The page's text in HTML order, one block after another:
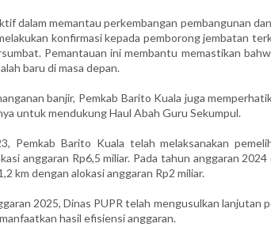
dalam memantau perkembangan pembangunan
konfirmasi kepada pemborong jembatan
Pemantauan ini membantu memastikan
baru di masa depan.
banjir, Pemkab Barito Kuala juga
untuk mendukung Haul Abah Guru Sekumpul.
Pemkab Barito Kuala telah melaksanakan
anggaran Rp6,5 miliar. Pada tahun anggaran
km dengan alokasi anggaran Rp2 miliar.
2025, Dinas PUPR telah mengusulkan lanjutan
hasil efisiensi anggaran.